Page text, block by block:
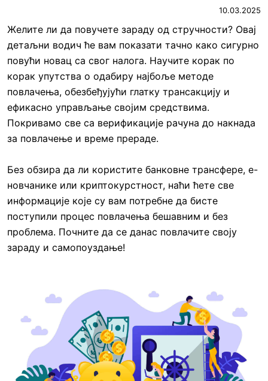
10.03.2025
Желите ли да повучете зараду од стручности? Овај
детаљни водич ће вам показати тачно како сигурно
повући новац са свог налога. Научите корак по
корак упутства о одабиру најбоље методе
повлачења, обезбеђујући глатку трансакцију и
ефикасно управљање својим средствима.
Покривамо све са верификације рачуна до накнада
за повлачење и време прераде.
Без обзира да ли користите банковне трансфере, е-
новчанике или криптокурстност, наћи ћете све
информације које су вам потребне да бисте
поступили процес повлачења бешавним и без
проблема. Почните да се данас повлачите своју
зараду и самопоуздање!